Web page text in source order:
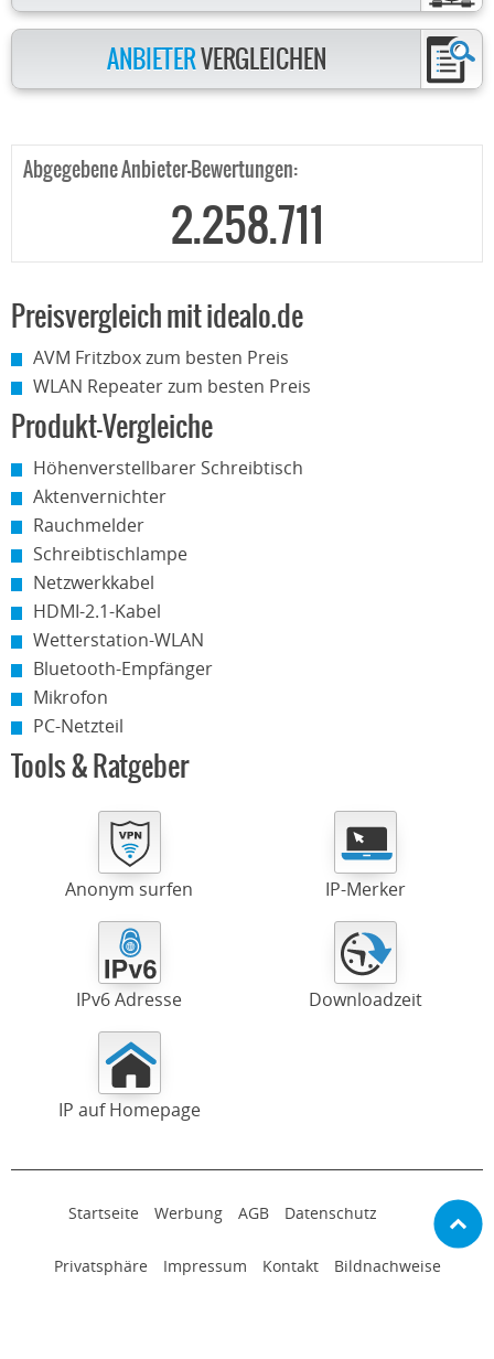
ANBIETERVERGLEICHEN
Abgegebene Anbieter-Bewertungen:
2.258.711
Preisvergleich mit idealo.de
AVM Fritzbox zum besten Preis
WLAN Repeater zum besten Preis
Produkt-Vergleiche
Höhenverstellbarer Schreibtisch
Aktenvernichter
Rauchmelder
Schreibtischlampe
Netzwerkkabel
HDMI-2.1-Kabel
Wetterstation-WLAN
Bluetooth-Empfänger
Mikrofon
PC-Netzteil
Tools & Ratgeber
Anonym surfen IP-Merker
IPv6 Adresse Downloadzeit
IP auf Homepage
Startseite Werbung AGB Datenschutz
Privatsphäre Impressum Kontakt Bildnachweise